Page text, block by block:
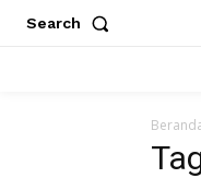
Search